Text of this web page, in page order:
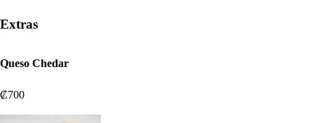
Extras
Queso Chedar
₡700